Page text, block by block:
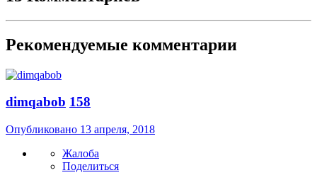
Рекомендуемые комментарии
dimqabob 158
Опубликовано 13 апреля, 2018
Жалоба
Поделиться